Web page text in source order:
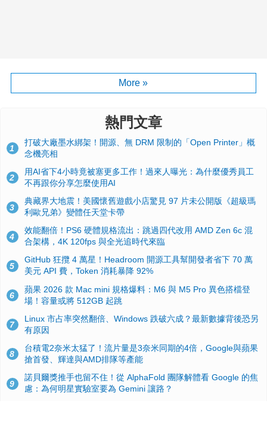
More »
熱門文章
1
打破大廠墨水綁架！開源、無 DRM 限制的「Open Printer」概
念機亮相
2
用AI省下4小時竟被塞更多工作！過來人曝光：為什麼優秀員工
不再跟你分享怎麼使用AI
3
典藏界大地震！美國懷舊遊戲小店驚見 97 片未公開版《超級瑪
利歐兄弟》變體任天堂卡帶
4
效能翻倍！PS6 硬體規格流出：跳過四代改用 AMD Zen 6c 混
合架構，4K 120fps 與全光追時代來臨
5
GitHub 狂攬 4 萬星！Headroom 開源工具幫開發者省下 70 萬
美元 API 費，Token 消耗暴降 92%
6
蘋果 2026 款 Mac mini 規格爆料：M6 與 M5 Pro 異色搭檔登
場！容量或將 512GB 起跳
7
Linux 市占率突然翻倍、Windows 跌破六成？最新數據背後恐另
有原因
8
台積電2奈米太猛了！流片量是3奈米同期的4倍，Google與蘋果
搶首發、輝達與AMD排隊等產能
9
諾貝爾獎推手也留不住！從 AlphaFold 團隊解體看 Google 的焦
慮：為何明星實驗室要為 Gemini 讓路？